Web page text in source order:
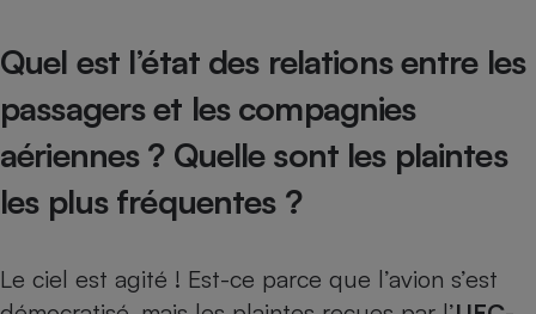
Quel est l’état des relations entre les
passagers et les compagnies
aériennes ? Quelle sont les plaintes
les plus fréquentes ?
Le ciel est agité ! Est-ce parce que l’avion s’est